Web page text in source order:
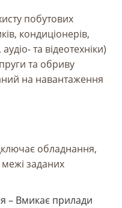
побутових
кондиціонерів,
та відеотехніки)
та обриву
на навантаження
обладнання,
заданих
– Вмикає прилади